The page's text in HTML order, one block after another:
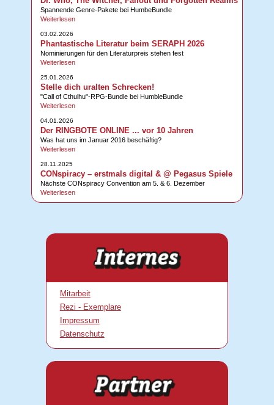
Spannende Genre-Pakete bei HumbeBundle
Weiterlesen
03.02.2026
Phantastische Literatur beim SERAPH 2026
Nominierungen für den Literaturpreis stehen fest
Weiterlesen
25.01.2026
Stelle dich uralten Schrecken!
"Call of Cthulhu"-RPG-Bundle bei HumbleBundle
Weiterlesen
04.01.2026
Der RINGBOTE ONLINE ... vor 10 Jahren
Was hat uns im Januar 2016 beschäftig?
Weiterlesen
28.11.2025
CONspiracy – erstmals digital & @ Pegasus Spiele
Nächste CONspiracy Convention am 5. & 6. Dezember
Weiterlesen
Mitarbeit
Rezi - Exemplare
Impressum
Datenschutz